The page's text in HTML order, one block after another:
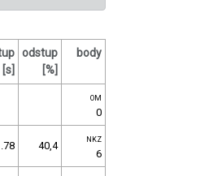
[s]
odstup
[%]
body
OM
0
40,4 NKZ
6